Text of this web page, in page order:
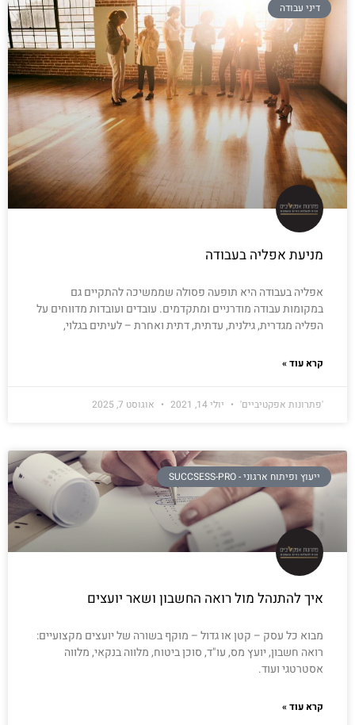
דיני עבודה
מניעת אפליה בעבודה
אפליה בעבודה היא תופעה פסולה שממשיכה להתקיים גם
במקומות עבודה מודרניים ומתקדמים. עובדים ועובדות מדווחים על
הפליה מגדרית, גילנית, עדתית, דתית ואחרת – לעיתים בגלוי,
קרא עוד »
'פתרונות אפקטיביים' יולי 14, 2021 אוגוסט 7, 2025
ייעוץ ופיתוח ארגוני - SUCCSESS-PRO
איך להתנהל מול רואה החשבון ושאר יועצים
מבוא כל עסק – קטן או גדול – מוקף בשורה של יועצים מקצועיים:
רואה חשבון, יועץ מס, עו"ד, סוכן ביטוח, מלווה בנקאי, מלווה
אסטרטגי ועוד.
קרא עוד »